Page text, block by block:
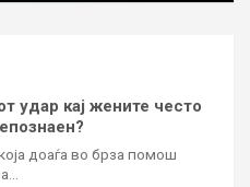
удар кај жените често
доаѓа во брза помош